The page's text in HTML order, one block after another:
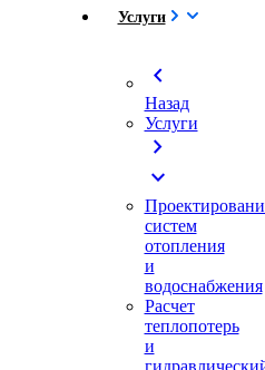
Услуги
chevron_left
Назад
Услуги
chevron_right
expand_more
систем
отопления
и
водоснабжения
Расчет
теплопотерь
и